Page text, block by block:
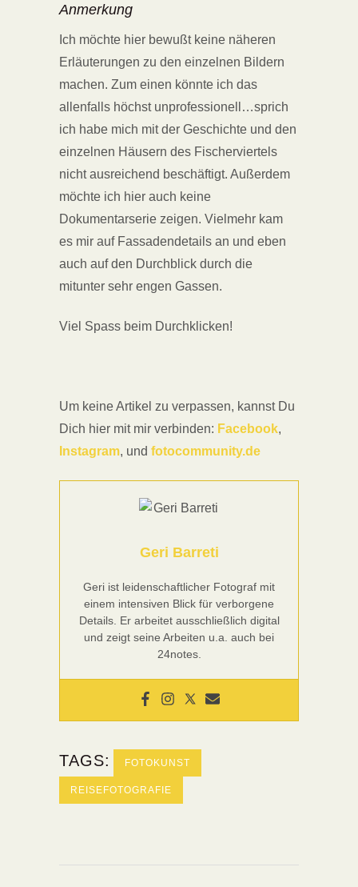
Anmerkung
Ich möchte hier bewußt keine näheren
Erläuterungen zu den einzelnen Bildern
machen. Zum einen könnte ich das
allenfalls höchst unprofessionell…sprich
ich habe mich mit der Geschichte und den
einzelnen Häusern des Fischerviertels
nicht ausreichend beschäftigt. Außerdem
möchte ich hier auch keine
Dokumentarserie zeigen. Vielmehr kam
es mir auf Fassadendetails an und eben
auch auf den Durchblick durch die
mitunter sehr engen Gassen.
Viel Spass beim Durchklicken!
Um keine Artikel zu verpassen, kannst Du
Dich hier mit mir verbinden: Facebook,
Instagram, und fotocommunity.de
Geri Barreti
Geri ist leidenschaftlicher Fotograf mit
einem intensiven Blick für verborgene
Details. Er arbeitet ausschließlich digital
und zeigt seine Arbeiten u.a. auch bei
24notes.
TAGS: FOTOKUNST
REISEFOTOGRAFIE